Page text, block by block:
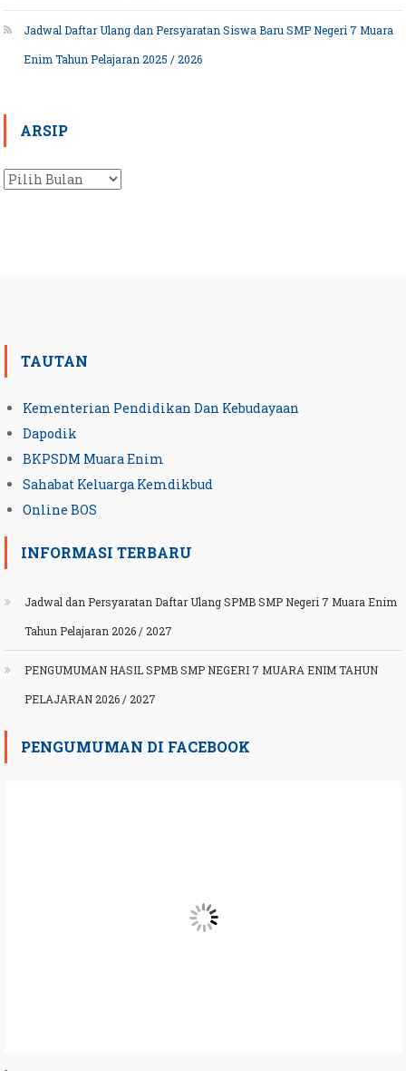
Jadwal Daftar Ulang dan Persyaratan Siswa Baru SMP Negeri 7 Muara
Enim Tahun Pelajaran 2025 / 2026
ARSIP
Arsip
TAUTAN
Kementerian Pendidikan Dan Kebudayaan
Dapodik
BKPSDM Muara Enim
Sahabat Keluarga Kemdikbud
Online BOS
INFORMASI TERBARU
Jadwal dan Persyaratan Daftar Ulang SPMB SMP Negeri 7 Muara Enim
Tahun Pelajaran 2026 / 2027
PENGUMUMAN HASIL SPMB SMP NEGERI 7 MUARA ENIM TAHUN
PELAJARAN 2026 / 2027
PENGUMUMAN DI FACEBOOK